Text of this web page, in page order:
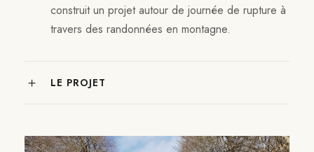
construit un projet autour de journée de rupture à
travers des randonnées en montagne.
LE PROJET